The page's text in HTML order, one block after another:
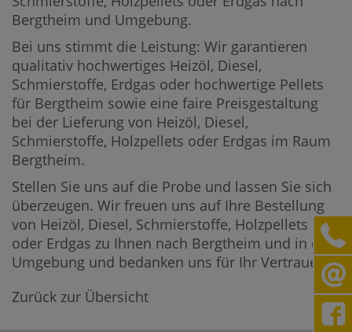
Bergtheim und Umgebung.
Bei uns stimmt die Leistung: Wir garantieren
qualitativ hochwertiges Heizöl, Diesel,
Schmierstoffe, Erdgas oder hochwertige Pellets
für Bergtheim sowie eine faire Preisgestaltung
bei der Lieferung von Heizöl, Diesel,
Schmierstoffe, Holzpellets oder Erdgas im Raum
Bergtheim.
Stellen Sie uns auf die Probe und lassen Sie sich
überzeugen. Wir freuen uns auf Ihre Bestellung
von Heizöl, Diesel, Schmierstoffe, Holzpellets
oder Erdgas zu Ihnen nach Bergtheim und in die
Umgebung und bedanken uns für Ihr Vertrauen.
Zurück zur Übersicht